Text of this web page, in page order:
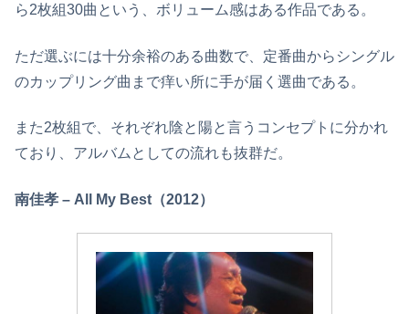
ら2枚組30曲という、ボリューム感はある作品である。
ただ選ぶには十分余裕のある曲数で、定番曲からシングル
のカップリング曲まで痒い所に手が届く選曲である。
また2枚組で、それぞれ陰と陽と言うコンセプトに分かれ
ており、アルバムとしての流れも抜群だ。
南佳孝 – All My Best（2012）